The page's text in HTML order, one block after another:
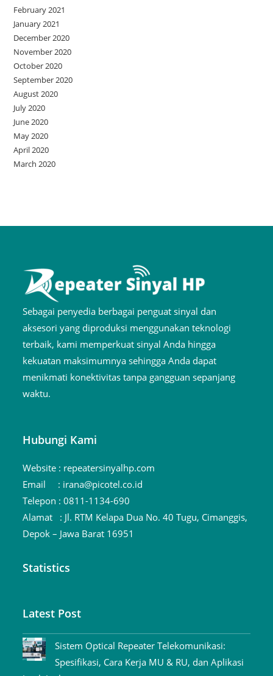
February 2021
January 2021
December 2020
November 2020
October 2020
September 2020
August 2020
July 2020
June 2020
May 2020
April 2020
March 2020
Sebagai penyedia berbagai penguat sinyal dan
aksesori yang diproduksi menggunakan teknologi
terbaik, kami memperkuat sinyal Anda hingga
kekuatan maksimumnya sehingga Anda dapat
menikmati konektivitas tanpa gangguan sepanjang
waktu.
Hubungi Kami
Website : repeatersinyalhp.com
Email : irana@picotel.co.id
Telepon :0811-1134-690
Alamat : Jl. RTM Kelapa Dua No. 40 Tugu, Cimanggis,
Depok – Jawa Barat 16951
Statistics
Latest Post
Sistem Optical Repeater Telekomunikasi:
Spesifikasi, Cara Kerja MU & RU, dan Aplikasi